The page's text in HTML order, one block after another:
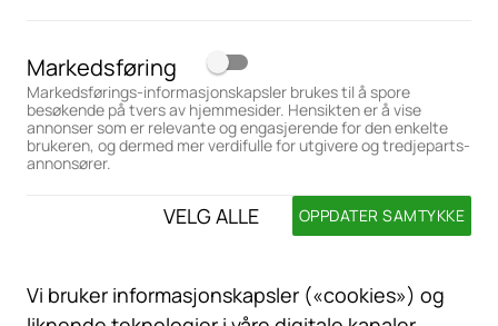
Markedsføring
Markedsførings-informasjonskapsler brukes til å spore
besøkende på tvers av hjemmesider. Hensikten er å vise
annonser som er relevante og engasjerende for den enkelte
brukeren, og dermed mer verdifulle for utgivere og tredjeparts-
annonsører.
VELG ALLE
Vi bruker informasjonskapsler («cookies») og